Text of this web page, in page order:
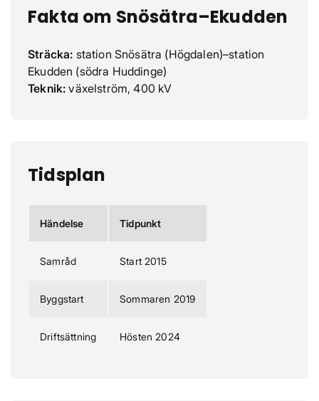
Fakta om Snösätra–Ekudden
Sträcka: station Snösätra (Högdalen)–station
Ekudden (södra Huddinge)
Teknik: växelström, 400 kV
Tidsplan
Händelse Tidpunkt
Samråd Start 2015
Byggstart Sommaren 2019
Driftsättning Hösten 2024